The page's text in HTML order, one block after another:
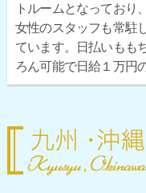
トルームとなっており
女性のスタッフも常駐
ています。日払いもも
ろん可能で日給１万円
保証もついています。
お問い合わせください♪